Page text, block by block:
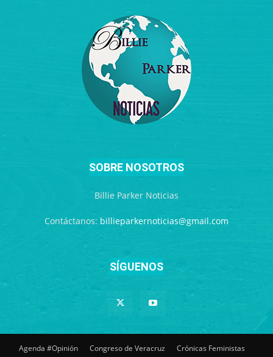
SOBRE NOSOTROS
Billie Parker Noticias
Contáctanos: billieparkernoticias@gmail.com
SÍGUENOS
Agenda #Opinión Congreso de Veracruz
Crónicas Feministas